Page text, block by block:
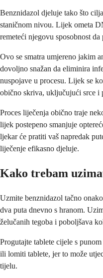
Benznidazol djeluje tako što
staničnom nivou. Lijek ometa
remeteći njegovu sposobnost
Ovo se smatra umjereno jakim
dovoljno snažan da eliminira
nuspojave u procesu. Lijek se
obično skriva, uključujući srce i
Proces liječenja obično traje
lijek postepeno smanjuje
ljekar će pratiti vaš napredak
liječenje efikasno djeluje.
Kako trebam
Uzmite benznidazol tačno
dva puta dnevno s hranom.
želučanih tegoba i poboljšava
Progutajte tablete cijele s
ili lomiti tablete, jer to može
tijelu.